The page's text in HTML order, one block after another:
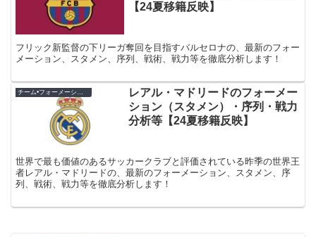
【24夏移籍反映】
フリック新監督の下リーガ奪回を目指すバルセロナの、最新のフォー
メーション、スタメン、序列、戦術、戦力等を徹底分析します！
チーム•フォーメーション紹介
レアル・マドリードのフォーメー
ション（スタメン）・序列・戦力
分析等【24夏移籍反映】
世界で最も価値のあるサッカークラブと評価されている昨季の世界王
者レアル・マドリードの、最新のフォーメーション、スタメン、序
列、戦術、戦力等を徹底分析します！